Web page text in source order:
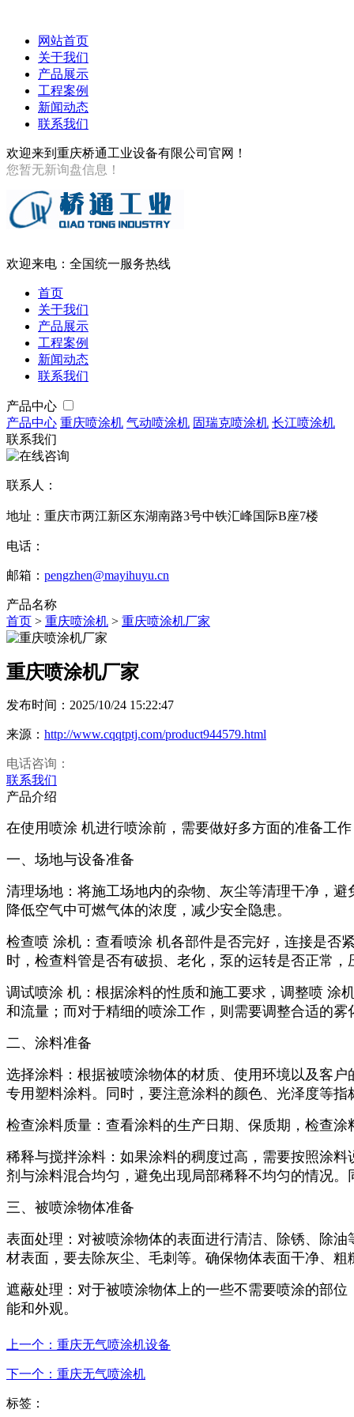
网站首页
关于我们
产品展示
工程案例
新闻动态
联系我们
欢迎来到重庆桥通工业设备有限公司官网！
您暂无新询盘信息！
欢迎来电：全国统一服务热线
首页
关于我们
产品展示
工程案例
新闻动态
联系我们
产品中心
产品中心 重庆喷涂机 气动喷涂机 固瑞克喷涂机 长江喷涂机
联系我们
联系人：
地址：重庆市两江新区东湖南路3号中铁汇峰国际B座7楼
电话：
邮箱： pengzhen@mayihuyu.cn
产品名称
首页 > 重庆喷涂机 > 重庆喷涂机厂家
重庆喷涂机厂家
发布时间：2025/10/24 15:22:47
来源： http://www.cqqtptj.com/product944579.html
电话咨询：
联系我们
产品介绍
在使用喷涂 机进行喷涂前，需要做好多方面的准备工
一、场地与设备准备
清理场地：将施工场地内的杂物、灰尘等清理干净，
降低空气中可燃气体的浓度，减少安全隐患。
检查喷 涂机：查看喷涂 机各部件是否完好，连接是否
时，检查料管是否有破损、老化，泵的运转是否正常
调试喷涂 机：根据涂料的性质和施工要求，调整喷 涂
和流量；而对于精细的喷涂工作，则需要调整合适的
二、涂料准备
选择涂料：根据被喷涂物体的材质、使用环境以及客
专用塑料涂料。同时，要注意涂料的颜色、光泽度等指
检查涂料质量：查看涂料的生产日期、保质期，检查
稀释与搅拌涂料：如果涂料的稠度过高，需要按照涂
剂与涂料混合均匀，避免出现局部稀释不均匀的情况
三、被喷涂物体准备
表面处理：对被喷涂物体的表面进行清洁、除锈、除
材表面，要去除灰尘、毛刺等。确保物体表面干净、
遮蔽处理：对于被喷涂物体上的一些不需要喷涂的部
能和外观。
上一个： 重庆无气喷涂机设备
下一个： 重庆无气喷涂机
标签：